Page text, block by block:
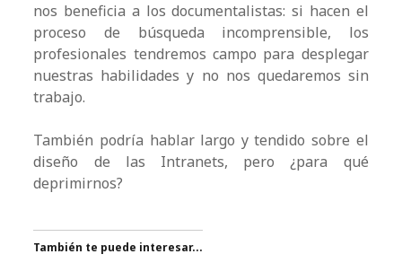
nos beneficia a los documentalistas: si hacen el
proceso de búsqueda incomprensible, los
profesionales tendremos campo para desplegar
nuestras habilidades y no nos quedaremos sin
trabajo.
También podría hablar largo y tendido sobre el
diseño de las Intranets, pero ¿para qué
deprimirnos?
También te puede interesar...